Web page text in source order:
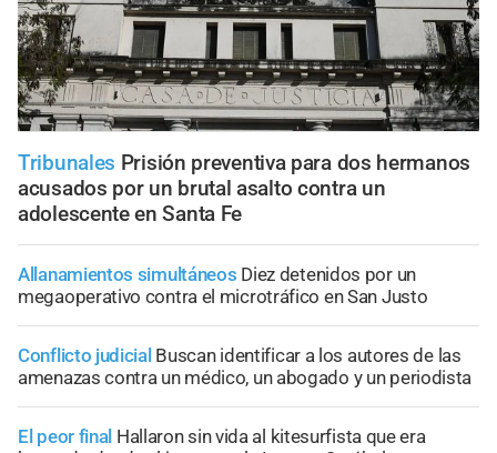
Tribunales Prisión preventiva para dos hermanos
acusados por un brutal asalto contra un
adolescente en Santa Fe
Allanamientos simultáneos Diez detenidos por un
megaoperativo contra el microtráfico en San Justo
Conflicto judicial Buscan identificar a los autores de las
amenazas contra un médico, un abogado y un periodista
El peor final Hallaron sin vida al kitesurfista que era